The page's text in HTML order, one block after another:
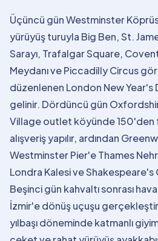
Üçüncü gün Westminster
yürüyüş turuyla Big Ben, St.
Sarayı, Trafalgar Square,
Meydanı ve Piccadilly Circus
düzenlenen London New Year's
gelinir. Dördüncü gün
Village outlet köyünde 150'den
alışveriş yapılır, ardından
Westminster Pier'e Thames
Londra Kalesi ve
Beşinci gün kahvaltı sonrası
İzmir'e dönüş uçuşu
yılbaşı döneminde katmanlı